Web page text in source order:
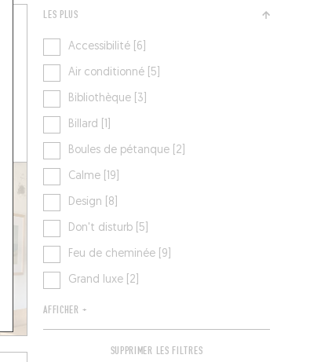
LES PLUS
Accessibilité [6]
Air conditionné [5]
Bibliothèque [3]
Billard [1]
Boules de pétanque [2]
Calme [19]
Design [8]
Don't disturb [5]
Feu de cheminée [9]
Grand luxe [2]
AFFICHER +
SUPPRIMER LES FILTRES